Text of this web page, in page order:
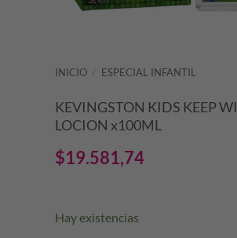
INICIO / ESPECIAL INFANTIL
KEVINGSTON KIDS KEEP
LOCION x100ML
$19.581,74
Hay existencias